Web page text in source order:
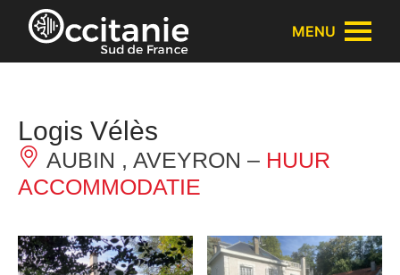
Cookies beheer paneel
MENU
Logis Vélès
AUBIN , AVEYRON – HUUR
ACCOMMODATIE